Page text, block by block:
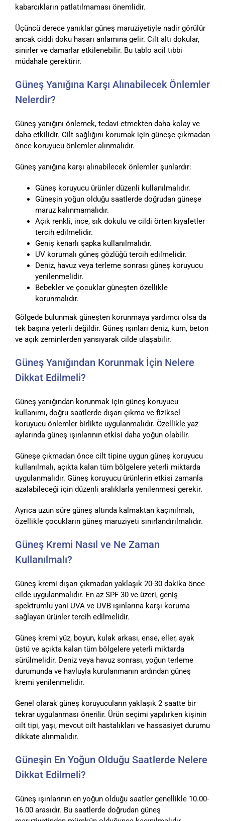
kabarcıkların patlatılmaması önemlidir.
Üçüncü derece yanıklar güneş maruziyetiyle nadir görülür
ancak ciddi doku hasarı anlamına gelir. Cilt altı dokular,
sinirler ve damarlar etkilenebilir. Bu tablo acil tıbbi
müdahale gerektirir.
Güneş Yanığına Karşı Alınabilecek Önlemler
Nelerdir?
Güneş yanığını önlemek, tedavi etmekten daha kolay ve
daha etkilidir. Cilt sağlığını korumak için güneşe çıkmadan
önce koruyucu önlemler alınmalıdır.
Güneş yanığına karşı alınabilecek önlemler şunlardır:
Güneş koruyucu ürünler düzenli kullanılmalıdır.
Güneşin yoğun olduğu saatlerde doğrudan güneşe
maruz kalınmamalıdır.
Açık renkli, ince, sık dokulu ve cildi örten kıyafetler
tercih edilmelidir.
Geniş kenarlı şapka kullanılmalıdır.
UV korumalı güneş gözlüğü tercih edilmelidir.
Deniz, havuz veya terleme sonrası güneş koruyucu
yenilenmelidir.
Bebekler ve çocuklar güneşten özellikle
korunmalıdır.
Gölgede bulunmak güneşten korunmaya yardımcı olsa da
tek başına yeterli değildir. Güneş ışınları deniz, kum, beton
ve açık zeminlerden yansıyarak cilde ulaşabilir.
Güneş Yanığından Korunmak İçin Nelere
Dikkat Edilmeli?
Güneş yanığından korunmak için güneş koruyucu
kullanımı, doğru saatlerde dışarı çıkma ve fiziksel
koruyucu önlemler birlikte uygulanmalıdır. Özellikle yaz
aylarında güneş ışınlarının etkisi daha yoğun olabilir.
Güneşe çıkmadan önce cilt tipine uygun güneş koruyucu
kullanılmalı, açıkta kalan tüm bölgelere yeterli miktarda
uygulanmalıdır. Güneş koruyucu ürünlerin etkisi zamanla
azalabileceği için düzenli aralıklarla yenilenmesi gerekir.
Ayrıca uzun süre güneş altında kalmaktan kaçınılmalı,
özellikle çocukların güneş maruziyeti sınırlandırılmalıdır.
Güneş Kremi Nasıl ve Ne Zaman
Kullanılmalı?
Güneş kremi dışarı çıkmadan yaklaşık 20-30 dakika önce
cilde uygulanmalıdır. En az SPF 30 ve üzeri, geniş
spektrumlu yani UVA ve UVB ışınlarına karşı koruma
sağlayan ürünler tercih edilmelidir.
Güneş kremi yüz, boyun, kulak arkası, ense, eller, ayak
üstü ve açıkta kalan tüm bölgelere yeterli miktarda
sürülmelidir. Deniz veya havuz sonrası, yoğun terleme
durumunda ve havluyla kurulanmanın ardından güneş
kremi yenilenmelidir.
Genel olarak güneş koruyucuların yaklaşık 2 saatte bir
tekrar uygulanması önerilir. Ürün seçimi yapılırken kişinin
cilt tipi, yaşı, mevcut cilt hastalıkları ve hassasiyet durumu
dikkate alınmalıdır.
Güneşin En Yoğun Olduğu Saatlerde Nelere
Dikkat Edilmeli?
Güneş ışınlarının en yoğun olduğu saatler genellikle 10.00-
16.00 arasıdır. Bu saatlerde doğrudan güneş